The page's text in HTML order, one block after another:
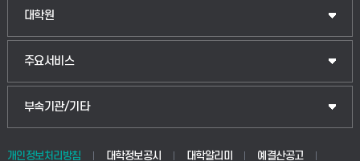
법경영학부
대학원
일반대학원
산업대학원
공공정책대학원
주요서비스
입학안내
웹메일
부속기관/기타
중앙도서관
학생생활관(안성)
개인정보처리방침 대학정보공시 대학알리미
예결산공고